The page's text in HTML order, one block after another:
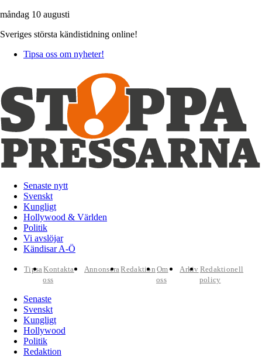
måndag 10 augusti
Sveriges största kändistidning online!
Tipsa oss om nyheter!
Senaste nytt
Svenskt
Kungligt
Hollywood & Världen
Politik
Vi avslöjar
Kändisar A-Ö
TipsaKontakta
oss
AnnonseraRedaktion Om
oss
Arkiv Redaktionell
policy
Senaste
Svenskt
Kungligt
Hollywood
Politik
Redaktion